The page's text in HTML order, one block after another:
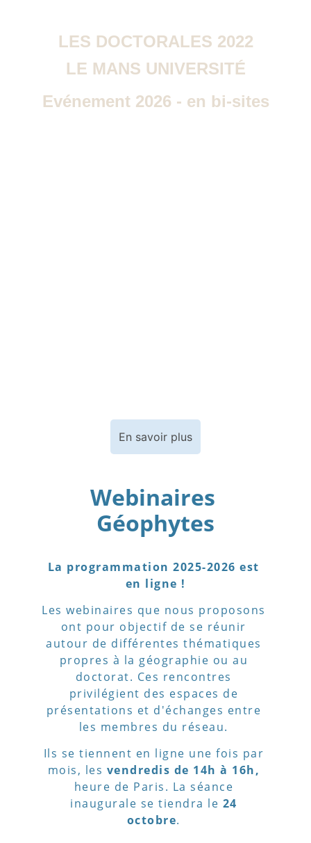
LES DOCTORALES 2022
LE MANS UNIVERSITÉ
En savoir plus
Evénement 2026 - en bi-sites
Webinaires
Géophytes
La programmation 2025-2026 est
en ligne !
Les webinaires que nous proposons
ont pour objectif de se réunir
autour de différentes thématiques
propres à la géographie ou au
doctorat. Ces rencontres
privilégient des espaces de
présentations et d'échanges entre
les membres du réseau.
Ils se tiennent en ligne une fois par
mois, les vendredis de 14h à 16h,
heure de Paris. La séance
inaugurale se tiendra le 24
octobre.